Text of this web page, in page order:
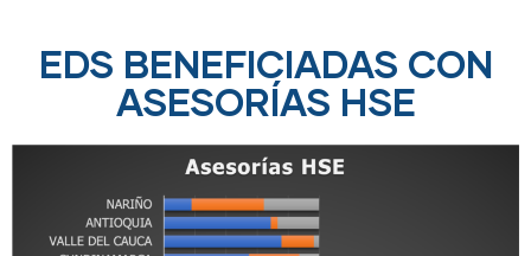
EDS BENEFICIADAS CON
ASESORÍAS HSE